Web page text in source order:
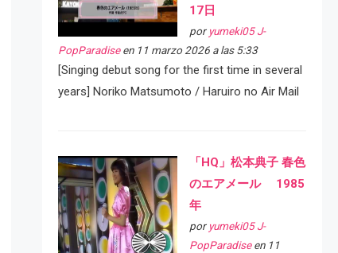
17日
por yumeki05 J-
PopParadiseen 11 marzo 2026 a las 5:33
[Singing debut song for the first time in several
years] Noriko Matsumoto / Haruiro no Air Mail
「HQ」松本典子 春色
のエアメール 1985
年
por yumeki05 J-
PopParadiseen 11